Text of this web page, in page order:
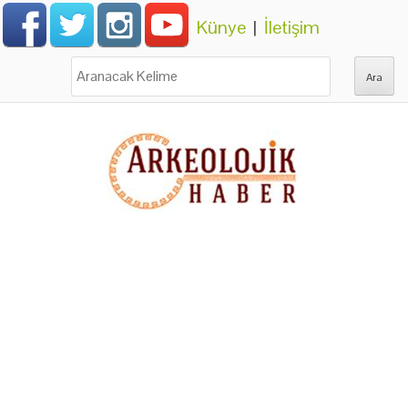
Künye | İletişim